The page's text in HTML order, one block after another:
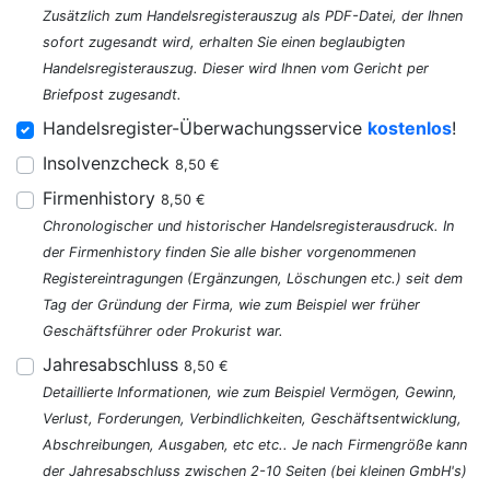
Zusätzlich zum Handelsregisterauszug als PDF-Datei, der Ihnen
sofort zugesandt wird, erhalten Sie einen beglaubigten
Handelsregisterauszug. Dieser wird Ihnen vom Gericht per
Briefpost zugesandt.
Handelsregister-Überwachungsservice kostenlos!
Insolvenzcheck 8,50 €
Firmenhistory 8,50 €
Chronologischer und historischer Handelsregisterausdruck. In
der Firmenhistory finden Sie alle bisher vorgenommenen
Registereintragungen (Ergänzungen, Löschungen etc.) seit dem
Tag der Gründung der Firma, wie zum Beispiel wer früher
Geschäftsführer oder Prokurist war.
Jahresabschluss 8,50 €
Detaillierte Informationen, wie zum Beispiel Vermögen, Gewinn,
Verlust, Forderungen, Verbindlichkeiten, Geschäftsentwicklung,
Abschreibungen, Ausgaben, etc etc.. Je nach Firmengröße kann
der Jahresabschluss zwischen 2-10 Seiten (bei kleinen GmbH's)